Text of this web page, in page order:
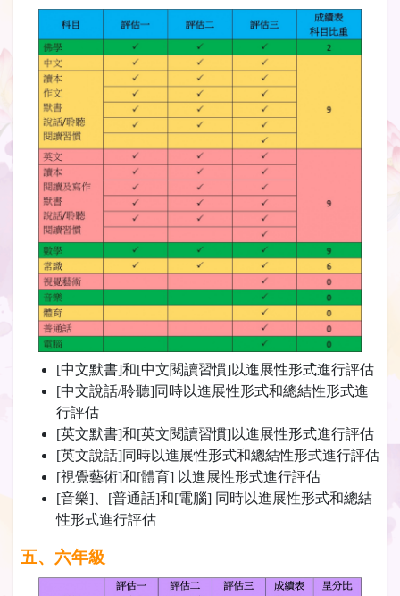
[中文默書]和[中文閱讀習慣]以進展性形式進行評估
[中文說話/聆聽]同時以進展性形式和總結性形式進
行評估
[英文默書]和[英文閱讀習慣]以進展性形式進行評估
[英文說話]同時以進展性形式和總結性形式進行評估
[視覺藝術]和[體育] 以進展性形式進行評估
[音樂]、[普通話]和[電腦] 同時以進展性形式和總結
性形式進行評估
五、六年級